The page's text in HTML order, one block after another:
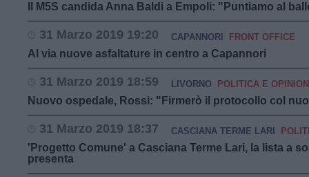
Il M5S candida Anna Baldi a Empoli: "Puntiamo al
31 Marzo 2019 19:20 CAPANNORI FRONT OFFICE
Al via nuove asfaltature in centro a Capannori
31 Marzo 2019 18:59 LIVORNO POLITICA E
Nuovo ospedale, Rossi: "Firmerò il protocollo col
31 Marzo 2019 18:37 CASCIANA TERME LARI
'Progetto Comune' a Casciana Terme Lari, la lista a
presenta